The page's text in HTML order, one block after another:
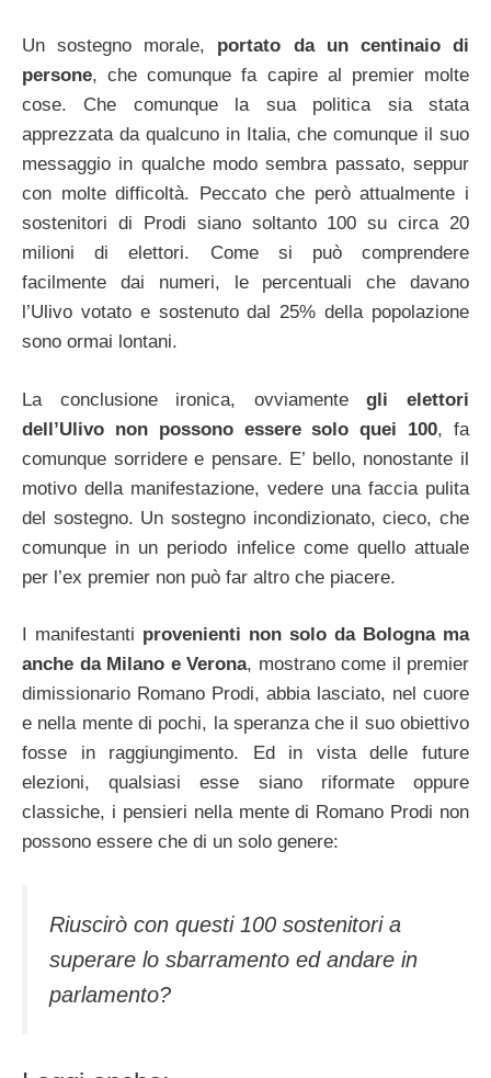
Un sostegno morale, portato da un centinaio di
persone, che comunque fa capire al premier molte
cose. Che comunque la sua politica sia stata
apprezzata da qualcuno in Italia, che comunque il suo
messaggio in qualche modo sembra passato, seppur
con molte difficoltà. Peccato che però attualmente i
sostenitori di Prodi siano soltanto 100 su circa 20
milioni di elettori. Come si può comprendere
facilmente dai numeri, le percentuali che davano
l’Ulivo votato e sostenuto dal 25% della popolazione
sono ormai lontani.
La conclusione ironica, ovviamentegli elettori
dell’Ulivo non possono essere solo quei 100, fa
comunque sorridere e pensare. E’ bello, nonostante il
motivo della manifestazione, vedere una faccia pulita
del sostegno. Un sostegno incondizionato, cieco, che
comunque in un periodo infelice come quello attuale
per l’ex premier non può far altro che piacere.
I manifestanti provenienti non solo da Bologna ma
anche da Milano e Verona, mostrano come il premier
dimissionario Romano Prodi, abbia lasciato, nel cuore
e nella mente di pochi, la speranza che il suo obiettivo
fosse in raggiungimento. Ed in vista delle future
elezioni, qualsiasi esse siano riformate oppure
classiche, i pensieri nella mente di Romano Prodi non
possono essere che di un solo genere:
Riuscirò con questi 100 sostenitori a
superare lo sbarramento ed andare in
parlamento?